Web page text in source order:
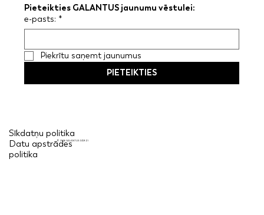
Pieteikties GALANTUS jaunumu vēstulei:
e-pasts: *
Piekrītu saņemt jaunumus
PIETEIKTIES
Sīkdatņu politika
Datu apstrādes
politika
© 2026 GALANTUS DĀRZI